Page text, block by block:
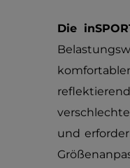
Die
und